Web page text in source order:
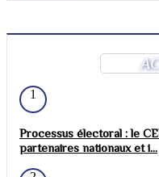
1
Processus électoral : le
partenaires nationaux et i...